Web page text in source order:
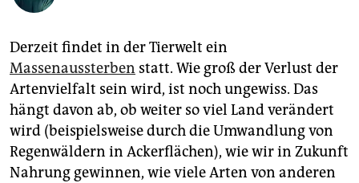
unterstützen
abo
genossenschaft
epaper login
Derzeit findet in der Tierwelt ein
Massenaussterben statt. Wie groß der Verlust der
Artenvielfalt sein wird, ist noch ungewiss. Das
hängt davon ab, ob weiter so viel Land verändert
wird (beispielsweise durch die Umwandlung von
Regenwäldern in Ackerflächen), wie wir in Zukunft
Nahrung gewinnen, wie viele Arten von anderen